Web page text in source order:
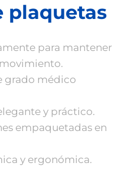
plaquetas
para mantener
grado médico
y práctico.
empaquetadas en
y ergonómica.